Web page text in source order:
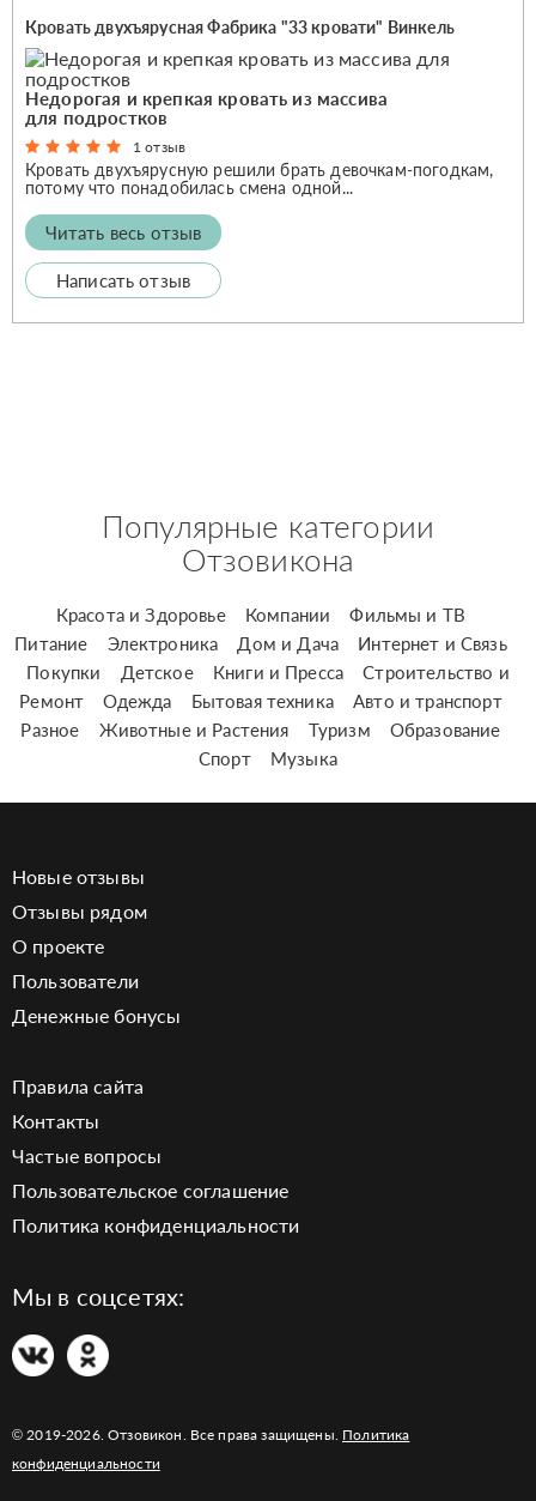
Кровать двухъярусная Фабрика "33 кровати" Винкель
Недорогая и крепкая кровать из массива
для подростков
1 отзыв
Кровать двухъярусную решили брать девочкам-погодкам,
потому что понадобилась смена одной...
Читать весь отзыв
Написать отзыв
Популярные категории
Отзовикона
Красота и Здоровье Компании
Фильмы и ТВ
Питание
Электроника Дом и Дача
Интернет и Связь
Покупки
Детское Книги и Пресса
Строительство и
Ремонт
Одежда Бытовая техника
Авто и транспорт
Разное
Животные и Растения Туризм
Образование
Спорт
Музыка
Новые отзывы
Отзывы рядом
О проекте
Пользователи
Денежные бонусы
Правила сайта
Контакты
Частые вопросы
Пользовательское соглашение
Политика конфиденциальности
Мы в соцсетях:
© 2019-2026. Отзовикон. Все права защищены. Политика
конфиденциальности